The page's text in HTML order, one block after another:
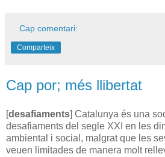
Cap comentari:
Comparteix
Cap por; més llibertat
[desafiaments] Catalunya és una
desafiaments del segle XXI en les
ambiental i social, malgrat que les
veuen limitades de manera molt